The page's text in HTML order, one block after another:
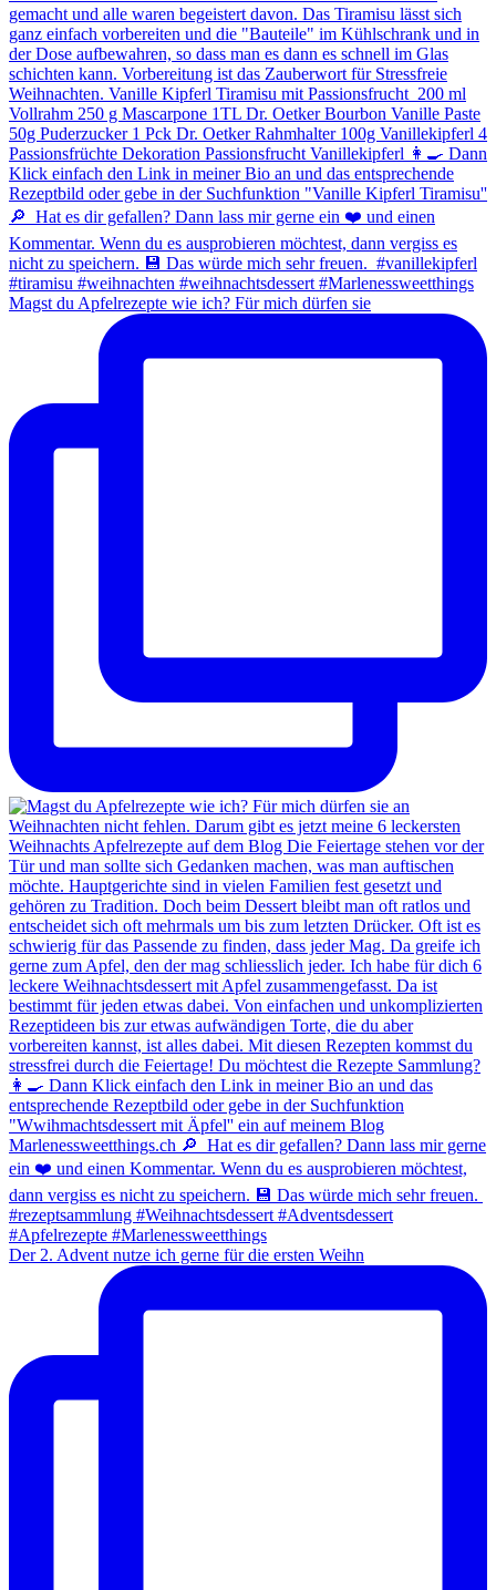
Magst du Apfelrezepte wie ich? Für mich dürfen sie
Der 2. Advent nutze ich gerne für die ersten Weihn